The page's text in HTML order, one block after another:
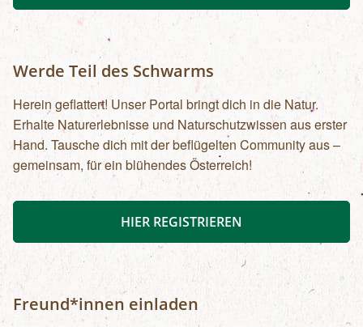
Werde Teil des Schwarms
Herein geflattert! Unser Portal bringt dich in die Natur.
Erhalte Naturerlebnisse und Naturschutzwissen aus erster
Hand. Tausche dich mit der beflügelten Community aus –
gemeinsam, für ein blühendes Österreich!
HIER REGISTRIEREN
Freund*innen einladen